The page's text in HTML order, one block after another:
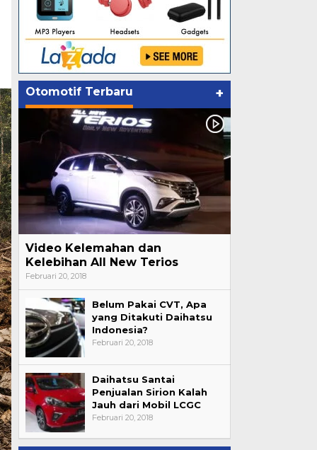
Otomotif Terbaru +
Video Kelemahan dan
Kelebihan All New Terios
Februari 20, 2018
Belum Pakai CVT, Apa
yang Ditakuti Daihatsu
Indonesia?
Februari 20, 2018
Daihatsu Santai
Penjualan Sirion Kalah
Jauh dari Mobil LCGC
Februari 20, 2018